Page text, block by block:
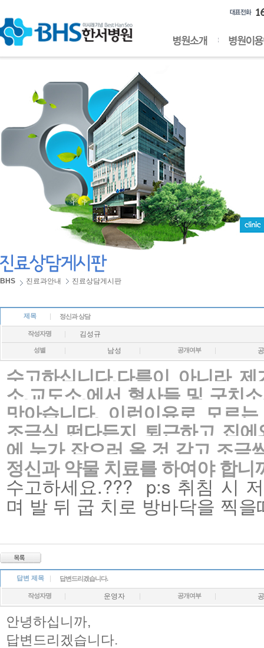
BHS 진료과안내 진료상담게시판
제목 정신과 상담
작성자명 김성규
성별 남성 공개여부
수고하십니다.다름이 아니라
소,교도소.에서 형사들 및 구치
맛아습니다. 이런이유로 모르
조금식 떤다든지 퇴근하고 집
에 누가 잡으러 올 것 같고 조금
정신과 약물 치료를 하여야 합니
수고하세요.??? p:s 취침 시
며 발 뒤 굽 치로 방바닥을 찍
답변 제목 답변드리겠습니다.
작성자명 운영자 공개여부
안녕하십니까,
답변드리겠습니다.